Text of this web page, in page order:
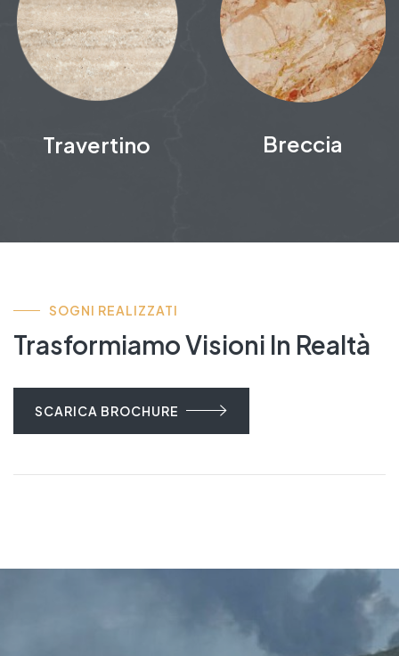
Breccia Portoro
SOGNI REALIZZATI
Trasformiamo Visioni In Realtà
SCARICA BROCHURE